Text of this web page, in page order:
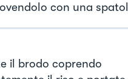
con una
il brodo coprendo